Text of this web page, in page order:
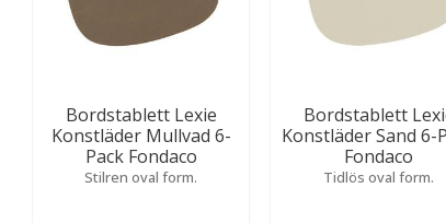
Bordstablett Lexie
Konstläder Mullvad 6-
Pack Fondaco
Stilren oval form.
Bordstablett
Konstläder Sand 6-
Fondaco
Tidlös oval form.